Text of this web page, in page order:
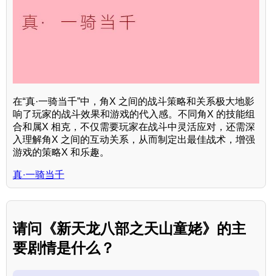
在“真·一骑当千”中，角X 之间的战斗策略和关系极大地影
响了玩家的战斗效果和游戏的代入感。不同角X 的技能组
合和属X 相克，不仅需要玩家在战斗中灵活应对，还需深
入理解角X 之间的互动关系，从而制定出最佳战术，增强
游戏的策略X 和乐趣。
真·一骑当千
请问《新天龙八部之天山童姥》的主
要剧情是什么？